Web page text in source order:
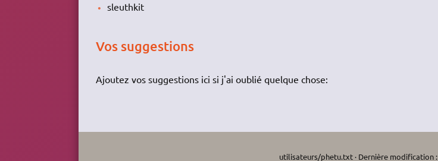
sleuthkit
Vos suggestions
Ajoutez vos suggestions ici si j'ai oublié quelque chose:
utilisateurs/phetu.txt· Dernière modification :